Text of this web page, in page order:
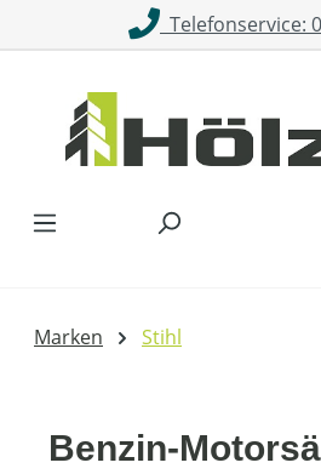
Zum Hauptinhalt springen
Telefonservice:
Marken Stihl
Benzin-